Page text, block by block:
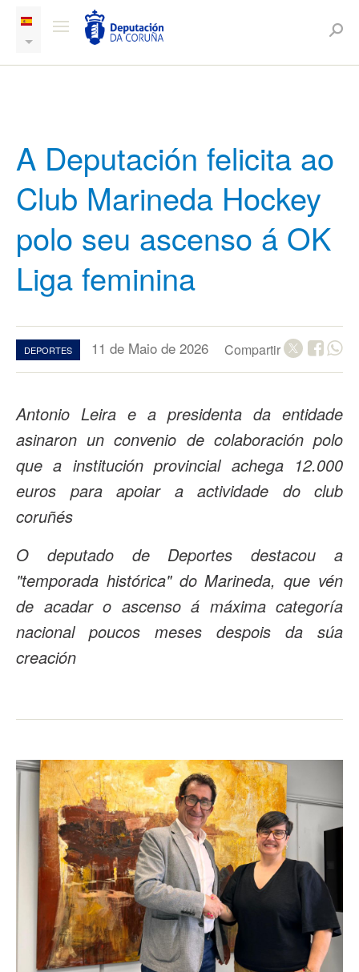
A Deputación felicita ao
Club Marineda Hockey
polo seu ascenso á OK
Liga feminina
DEPORTES 11 de Maio de 2026 Compartir
Antonio Leira e a presidenta da entidade
asinaron un convenio de colaboración polo
que a institución provincial achega 12.000
euros para apoiar a actividade do club
coruñés
O deputado de Deportes destacou a
"temporada histórica" do Marineda, que vén
de acadar o ascenso á máxima categoría
nacional poucos meses despois da súa
creación